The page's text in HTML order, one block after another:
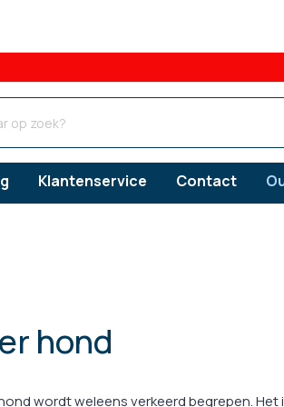
Klantenservice Contact
Verzorgingsproducten
hond
wordt weleens verkeerd begrepen. Het